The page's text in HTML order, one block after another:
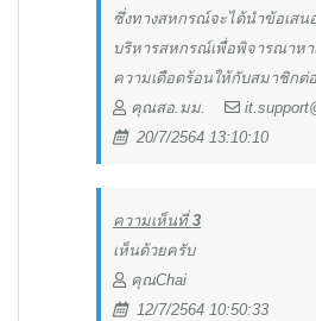
ซึ่งทางสหกรณ์จะได้นำข้อเสน
บริหารสหกรณ์เพื่อพิจารณาหา
ความเดือดร้อนให้กับสมาชิกต่
คุณสอ.มม.
20/7/2564 13:10:10
ความเห็นที่3
เห็นด้วยครับ
คุณChai
12/7/2564 10:50:33